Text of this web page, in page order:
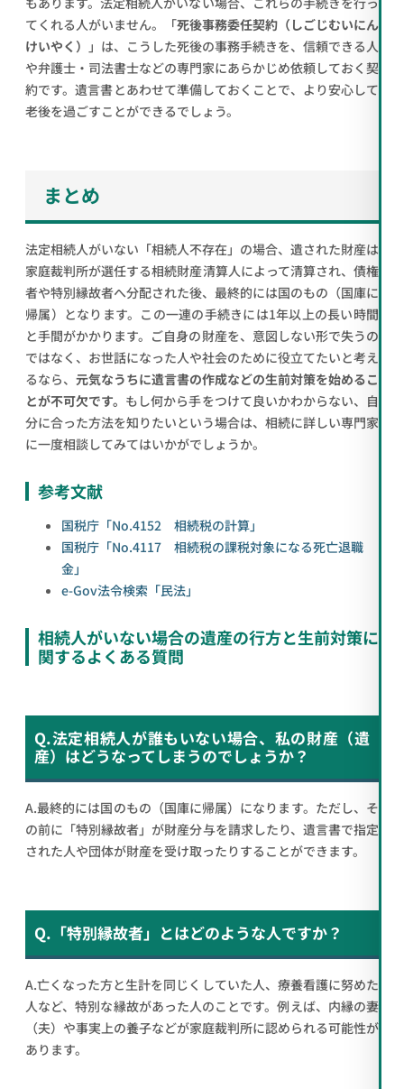
てくれる人がいません。「死後事務委任契約（しごじむいにん
けいやく） 」は、こうした死後の事務手続きを、信頼できる人
や弁護士・司法書士などの専門家にあらかじめ依頼しておく契
約です。遺言書とあわせて準備しておくことで、より安心して
老後を過ごすことができるでしょう。
まとめ
法定相続人がいない「相続人不存在」の場合、遺された財産は
家庭裁判所が選任する相続財産清算人によって清算され、債権
者や特別縁故者へ分配された後、最終的には国のもの（国庫に
帰属）となります。この一連の手続きには1年以上の長い時間
と手間がかかります。ご自身の財産を、意図しない形で失うの
ではなく、お世話になった人や社会のために役立てたいと考え
るなら、 元気なうちに遺言書の作成などの生前対策を始めるこ
とが不可欠です。 もし何から手をつけて良いかわからない、自
分に合った方法を知りたいという場合は、相続に詳しい専門家
に一度相談してみてはいかがでしょうか。
参考文献
国税庁「No.4152 相続税の計算」
国税庁「No.4117 相続税の課税対象になる死亡退職
金」
e-Gov法令検索「民法」
相続人がいない場合の遺産の行方と生前対策に
関するよくある質問
Q.法定相続人が誰もいない場合、私の財産（遺
産）はどうなってしまうのでしょうか？
A.最終的には国のもの（国庫に帰属）になります。ただし、そ
の前に「特別縁故者」が財産分与を請求したり、遺言書で指定
された人や団体が財産を受け取ったりすることができます。
Q.「特別縁故者」とはどのような人ですか？
A.亡くなった方と生計を同じくしていた人、療養看護に努めた
人など、特別な縁故があった人のことです。例えば、内縁の妻
（夫）や事実上の養子などが家庭裁判所に認められる可能性が
あります。